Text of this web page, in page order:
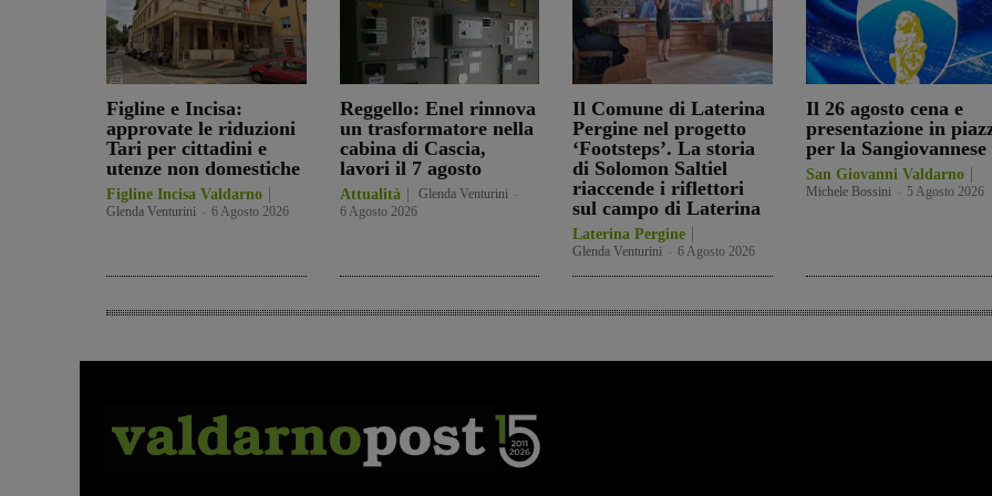
Figline e Incisa:
approvate le riduzioni
Tari per cittadini e
utenze non domestiche
Figline Incisa Valdarno
Glenda Venturini 6 Agosto 2026
Reggello: Enel rinnova
un trasformatore nella
cabina di Cascia,
lavori il 7 agosto
Attualità Glenda Venturini
6 Agosto 2026
Il Comune di Laterina
Pergine nel progetto
‘Footsteps’. La storia
di Solomon Saltiel
riaccende i riflettori
sul campo di Laterina
Laterina Pergine
Glenda Venturini 6 Agosto 2026
Il 26 agosto cena e
presentazione in
per la Sangiovannese
San Giovanni Valdarno
Michele Bossini 5 Agosto 2026